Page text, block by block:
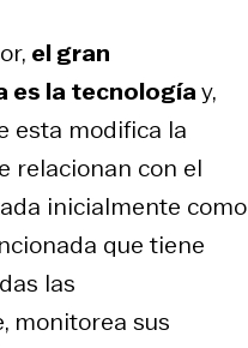
el gran
es la tecnologíay,
esta modifica la
relacionan con el
inicialmente como
que tiene
las
monitorea sus